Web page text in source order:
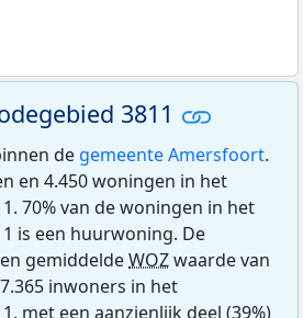
3811
de gemeente Amersfoort.
en 4.450 woningen in het
70% van de woningen in het
is een huurwoning. De
gemiddeldeWOZwaarde van
inwoners in het
met een aanzienlijk deel (39%)